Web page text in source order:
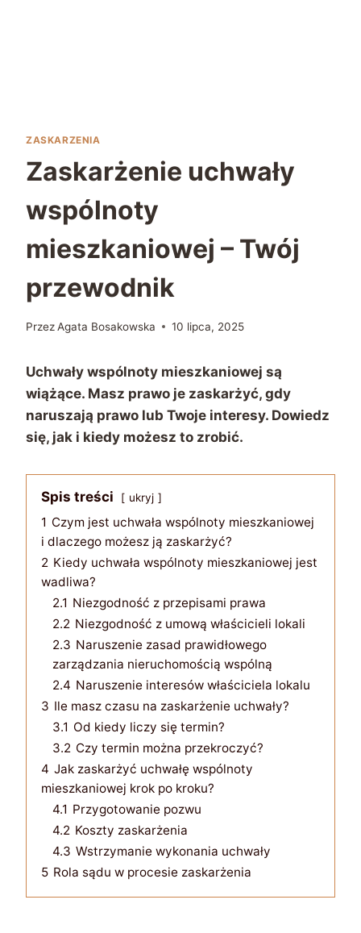
ZASKARZENIA
Zaskarżenie uchwały
wspólnoty
mieszkaniowej – Twój
przewodnik
PrzezAgata Bosakowska 10 lipca, 2025
Uchwały wspólnoty mieszkaniowej są
wiążące. Masz prawo je zaskarżyć, gdy
naruszają prawo lub Twoje interesy. Dowiedz
się, jak i kiedy możesz to zrobić.
Spis treści ukryj
1 Czym jest uchwała wspólnoty mieszkaniowej
i dlaczego możesz ją zaskarżyć?
2 Kiedy uchwała wspólnoty mieszkaniowej jest
wadliwa?
2.1 Niezgodność z przepisami prawa
2.2 Niezgodność z umową właścicieli lokali
2.3 Naruszenie zasad prawidłowego
zarządzania nieruchomością wspólną
2.4 Naruszenie interesów właściciela lokalu
3 Ile masz czasu na zaskarżenie uchwały?
3.1 Od kiedy liczy się termin?
3.2 Czy termin można przekroczyć?
4 Jak zaskarżyć uchwałę wspólnoty
mieszkaniowej krok po kroku?
4.1 Przygotowanie pozwu
4.2 Koszty zaskarżenia
4.3 Wstrzymanie wykonania uchwały
5 Rola sądu w procesie zaskarżenia